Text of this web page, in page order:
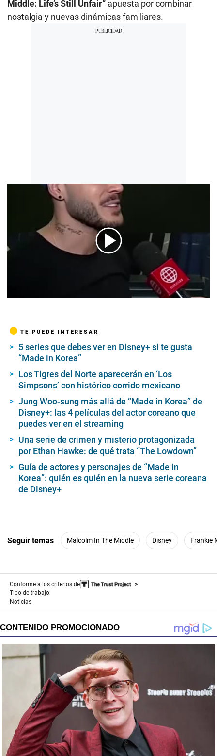
Middle: Life’s Still Unfair” apuesta por combinar
nostalgia y nuevas dinámicas familiares.
TE PUEDE INTERESAR
5 series que debes ver en Disney+ si te gusta
“Made in Korea”
Los Tigres del Norte aparecerán en ‘Los
Simpsons’ con histórico corrido mexicano
Jung Woo-sung más allá de “Made in Korea” de
Disney+: las 4 películas del actor coreano que
puedes ver en el streaming
Una serie de crimen y misterio protagonizada
por Ethan Hawke: de qué trata “The Lowdown”
Guía de actores y personajes de “Made in
Korea”: quién es quién en la nueva serie coreana
de Disney+
Seguir temas Malcolm In The Middle Disney Frankie
Conforme a los criterios de
Tipo de trabajo:
Noticias